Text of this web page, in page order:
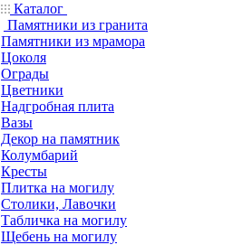
Каталог
Памятники из гранита
Памятники из мрамора
Цоколя
Ограды
Цветники
Надгробная плита
Вазы
Декор на памятник
Колумбарий
Кресты
Плитка на могилу
Столики, Лавочки
Табличка на могилу
Щебень на могилу